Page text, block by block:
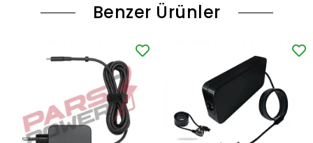
Benzer Ürünler